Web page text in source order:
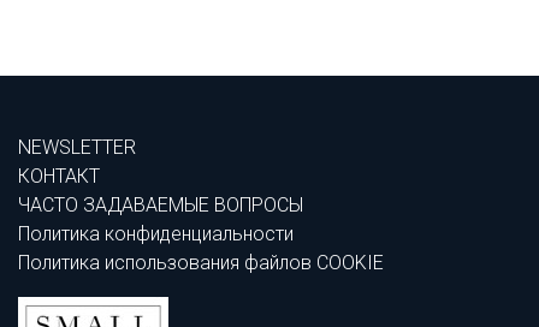
NEWSLETTER
КОНТАКТ
ЧАСТО ЗАДАВАЕМЫЕ ВОПРОСЫ
Политика конфиденциальности
Политика использования файлов COOKIE